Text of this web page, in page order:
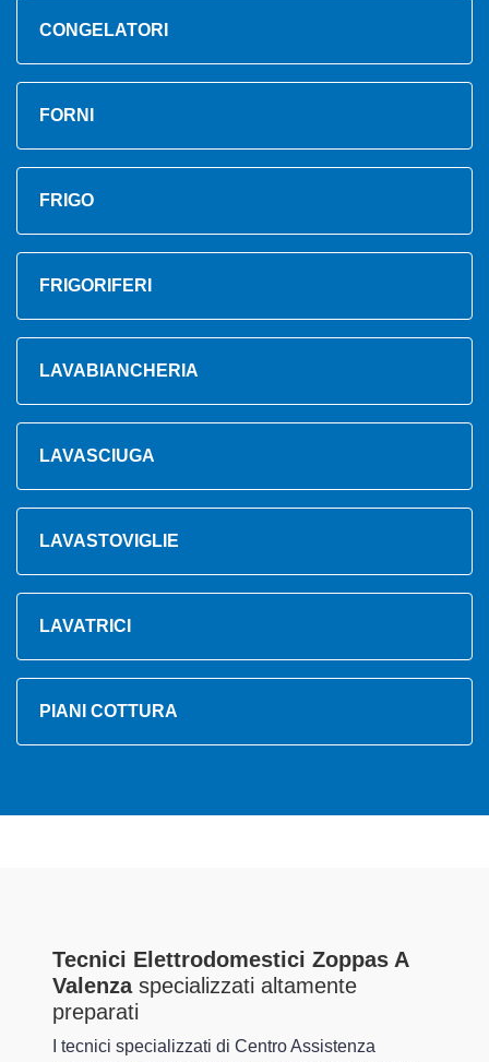
CONGELATORI
FORNI
FRIGO
FRIGORIFERI
LAVABIANCHERIA
LAVASCIUGA
LAVASTOVIGLIE
LAVATRICI
PIANI COTTURA
Tecnici Elettrodomestici Zoppas A
Valenzaspecializzati altamente
preparati
I tecnici specializzati di Centro Assistenza